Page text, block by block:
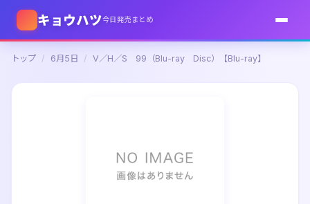
キョウハツ今日発売まとめ
トップ / 6月5日 / V／H／S 99（Blu-ray Disc）【Blu-ray】